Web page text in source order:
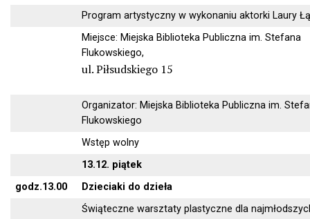
Program artystyczny w wykonaniu aktorki Laury
Miejsce: Miejska Biblioteka Publiczna im. Stefana
Flukowskiego,
ul. Piłsudskiego 15
Organizator: Miejska Biblioteka Publiczna im.
Flukowskiego
Wstęp wolny
13.12. piątek
godz.13.00
Dzieciaki do dzieła
Świąteczne warsztaty plastyczne dla